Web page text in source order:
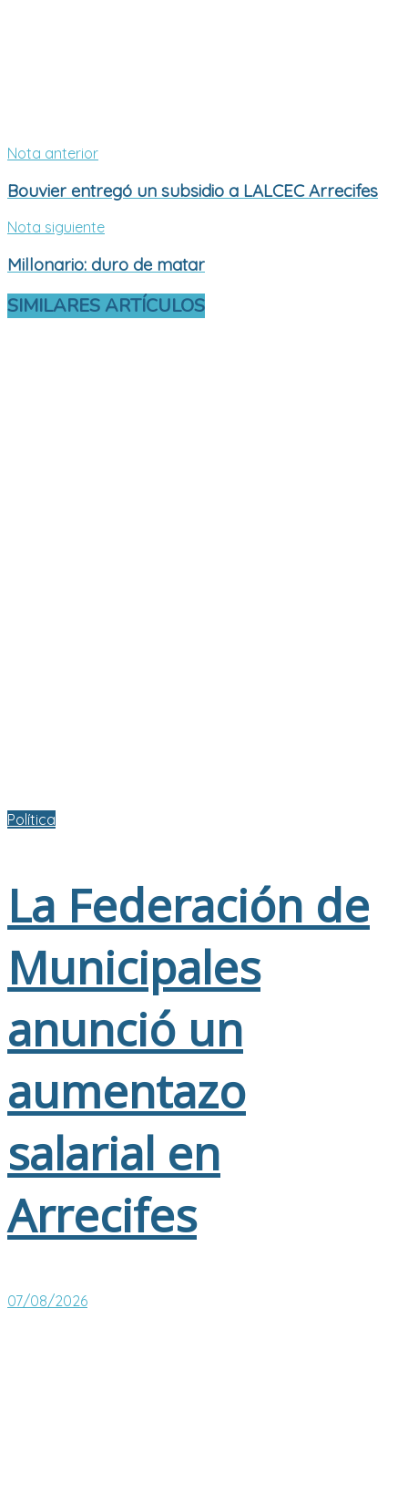
Nota anterior
Bouvier entregó un subsidio a LALCEC Arrecifes
Nota siguiente
Millonario: duro de matar
SIMILARES ARTÍCULOS
Política
La Federación de
Municipales
anunció un
aumentazo
salarial en
Arrecifes
07/08/2026